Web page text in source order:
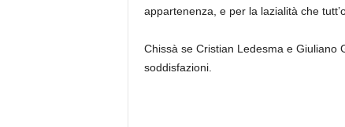
appartenenza, e per la lazialità che
Chissà se Cristian Ledesma e Giuliano
soddisfazioni.